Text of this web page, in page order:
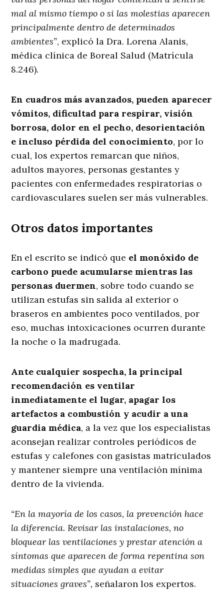
mal al mismo tiempo o si las molestias aparecen
principalmente dentro de determinados
ambientes”, explicó la Dra. Lorena Alanis,
médica clínica de Boreal Salud (Matrícula
8.246).
En cuadros más avanzados, pueden aparecer
vómitos, dificultad para respirar, visión
borrosa, dolor en el pecho, desorientación
e incluso pérdida del conocimiento, por lo
cual, los expertos remarcan que niños,
adultos mayores, personas gestantes y
pacientes con enfermedades respiratorias o
cardiovasculares suelen ser más vulnerables.
Otros datos importantes
En el escrito se indicó que el monóxido de
carbono puede acumularse mientras las
personas duermen, sobre todo cuando se
utilizan estufas sin salida al exterior o
braseros en ambientes poco ventilados, por
eso, muchas intoxicaciones ocurren durante
la noche o la madrugada.
Ante cualquier sospecha, la principal
recomendación es ventilar
inmediatamente el lugar, apagar los
artefactos a combustión y acudir a una
guardia médica, a la vez que los especialistas
aconsejan realizar controles periódicos de
estufas y calefones con gasistas matriculados
y mantener siempre una ventilación mínima
dentro de la vivienda.
“En la mayoría de los casos, la prevención hace
la diferencia. Revisar las instalaciones, no
bloquear las ventilaciones y prestar atención a
síntomas que aparecen de forma repentina son
medidas simples que ayudan a evitar
situaciones graves”, señalaron los expertos.